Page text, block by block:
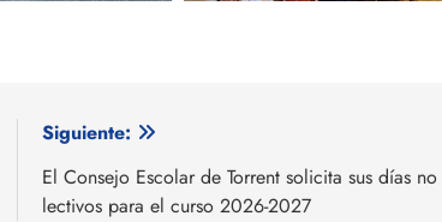
Siguiente:
El Consejo Escolar de Torrent solicita sus días no
lectivos para el curso 2026-2027